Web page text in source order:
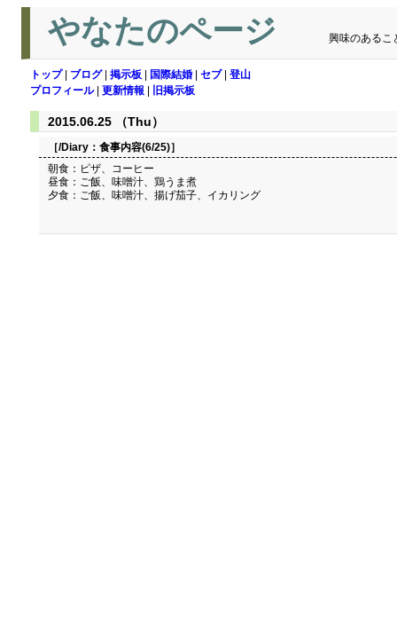
やなたのページ 興味のあるこ
トップ| ブログ| 掲示板 国際結婚 セブ| 登山
プロフィール| 更新情報 旧掲示板
2015.06.25 （Thu）
［/Diary： 食事内容(6/25)］
朝食：ピザ、コーヒー
昼食：ご飯、味噌汁、鶏うま煮
夕食：ご飯、味噌汁、揚げ茄子、イカリング